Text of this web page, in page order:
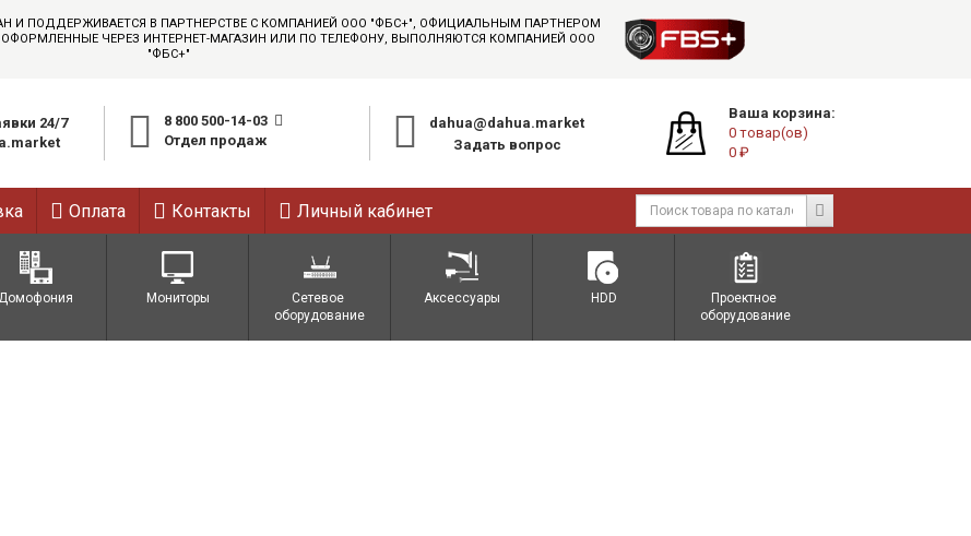
И ПОДДЕРЖИВАЕТСЯ В ПАРТНЕРСТВЕ С КОМПАНИЕЙ ООО "ФБС+", ОФИЦИАЛЬНЫМ ПАРТНЕРОМ
ОФОРМЛЕННЫЕ ЧЕРЕЗ ИНТЕРНЕТ-МАГАЗИН ИЛИ ПО ТЕЛЕФОНУ, ВЫПОЛНЯЮТСЯ КОМПАНИЕЙ ООО
"ФБС+"
24/7
8 800 500-14-03
Отдел продаж
dahua@dahua.market
Задать вопрос
Ваша корзина:
0 товар(ов)
0 ₽
Оплата Контакты Личный кабинет
Домофония Мониторы
Сетевое
оборудование
Аксессуары HDD
Проектное
оборудование